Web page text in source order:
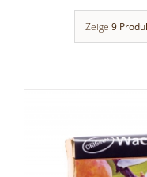
Zeige 9